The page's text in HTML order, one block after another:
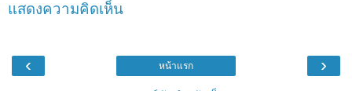
แสดงความคิดเห็น
‹ ›
หน้าแรก